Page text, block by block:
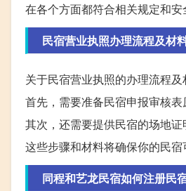
在各个方面都符合相关规定和安
民宿营业执照办理流程及材
关于民宿营业执照的办理流程
首先，需要准备民宿申报审核
其次，还需要提供民宿的场地证
这些步骤和材料将确保你的民宿
同程和艺龙民宿如何注册民